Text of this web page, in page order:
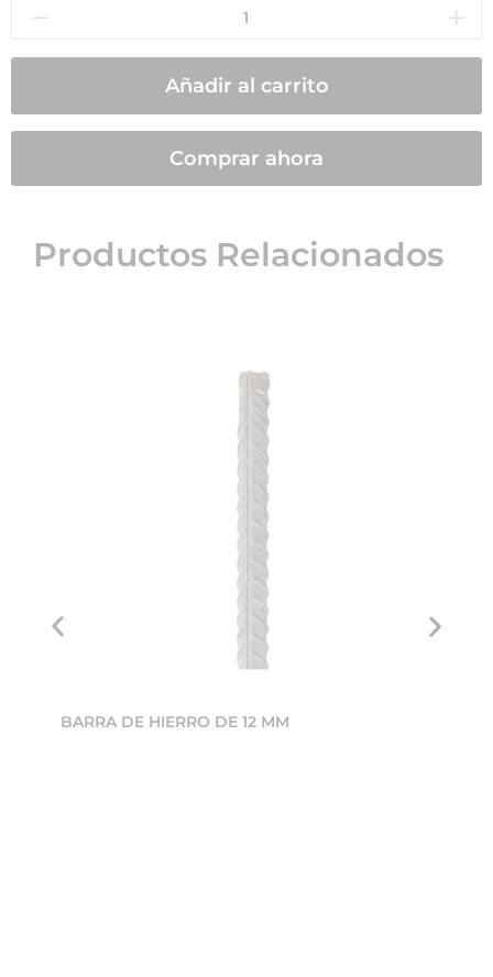
Añadir al carrito
Comprar ahora
Productos Relacionados
BARRA DE HIERRO DE 12 MM